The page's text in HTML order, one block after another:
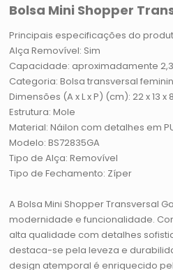
Bolsa Mini Shopper
Principais especificações do
Alça Removível: Sim
Capacidade: aproximadamente
Categoria: Bolsa transversal
Dimensões (A x L x P) (cm): 22 x 13 x 8
Estrutura: Mole
Material: Náilon com detalhes em
Modelo: BS72835GA
Tipo de Alça: Removível
Tipo de Fechamento: Zíper
A Bolsa Mini Shopper Transversal
modernidade e funcionalidade.
alta qualidade com detalhes
destaca-se pela leveza e
design atemporal é enriquecido